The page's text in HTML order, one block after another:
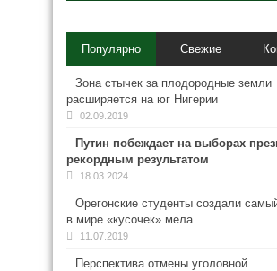
Популярно Свежие
Зона стычек за плодородные земли
расширяется на юг Нигерии
02.09.2019
Путин побеждает на выборах
рекордным результатом
18.03.2024
Орегонские студенты создали
в мире «кусочек» мела
11.07.2019
Перспектива отмены уголовной